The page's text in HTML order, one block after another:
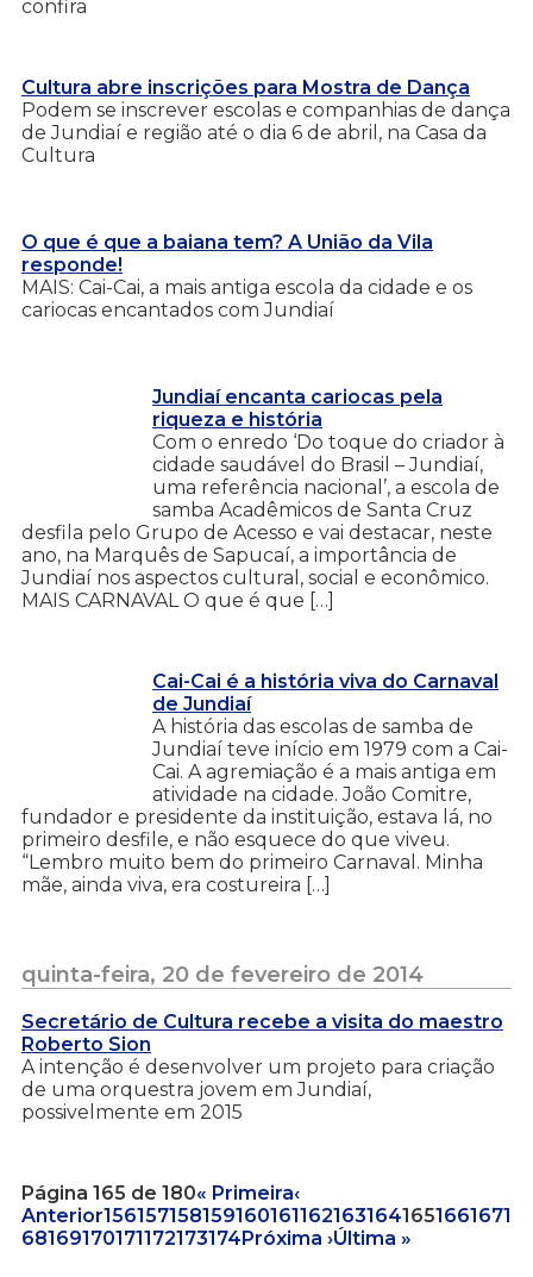
confira
Cultura abre inscrições para Mostra de Dança
Podem se inscrever escolas e companhias de dança
de Jundiaí e região até o dia 6 de abril, na Casa da
Cultura
O que é que a baiana tem? A União da Vila
responde!
MAIS: Cai-Cai, a mais antiga escola da cidade e os
cariocas encantados com Jundiaí
Jundiaí encanta cariocas pela
riqueza e história
Com o enredo ‘Do toque do criador à
cidade saudável do Brasil – Jundiaí,
uma referência nacional’, a escola de
samba Acadêmicos de Santa Cruz
desfila pelo Grupo de Acesso e vai destacar, neste
ano, na Marquês de Sapucaí, a importância de
Jundiaí nos aspectos cultural, social e econômico.
MAIS CARNAVAL O que é que […]
Cai-Cai é a história viva do Carnaval
de Jundiaí
A história das escolas de samba de
Jundiaí teve início em 1979 com a Cai-
Cai. A agremiação é a mais antiga em
atividade na cidade. João Comitre,
fundador e presidente da instituição, estava lá, no
primeiro desfile, e não esquece do que viveu.
“Lembro muito bem do primeiro Carnaval. Minha
mãe, ainda viva, era costureira […]
quinta-feira, 20 de fevereiro de 2014
Secretário de Cultura recebe a visita do maestro
Roberto Sion
A intenção é desenvolver um projeto para criação
de uma orquestra jovem em Jundiaí,
possivelmente em 2015
Página 165 de 180« Primeira‹
Anterior1561571581591601611621631641651661671
68169170171172173174Próxima ›Última »